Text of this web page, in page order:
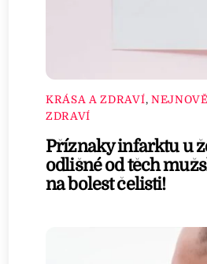
KRÁSA A ZDRAVÍ,
ZDRAVÍ
Příznaky infarktu u
odlišné od těch
na bolest čelisti!